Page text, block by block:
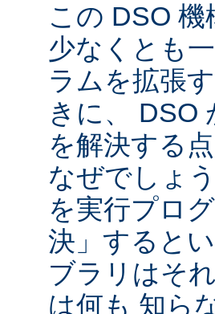
この DSO
少なくとも
ラムを拡張
きに、 DSO
を解決する
なぜでしょ
を実行プロ
決」すると
ブラリはそ
は何も 知ら